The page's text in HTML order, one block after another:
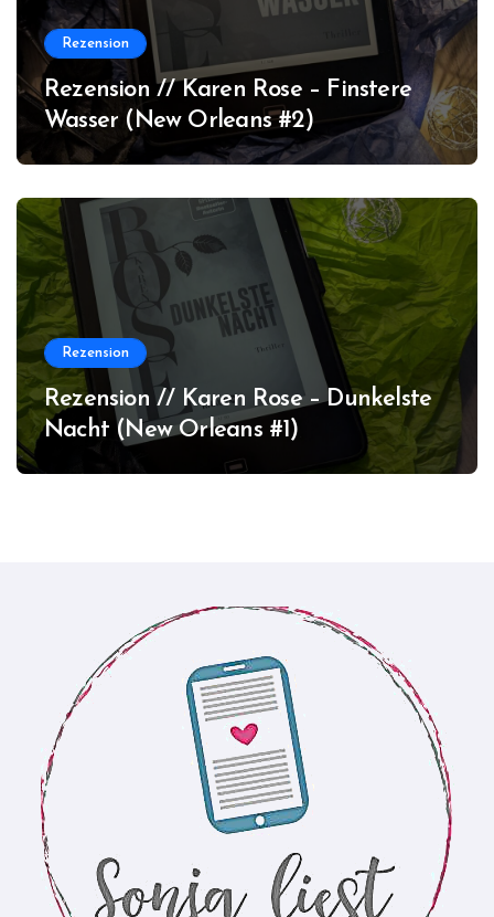
Rezension
Rezension // Karen Rose – Finstere
Wasser (New Orleans #2)
Rezension
Rezension // Karen Rose – Dunkelste
Nacht (New Orleans #1)